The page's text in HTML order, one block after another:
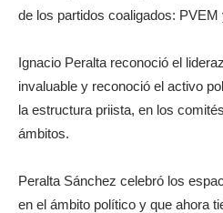
de los partidos coaligados: PVEM
Ignacio Peralta reconoció el
invaluable y reconoció el activo
la estructura priista, en los
ámbitos.
Peralta Sánchez celebró los
en el ámbito político y que ahora